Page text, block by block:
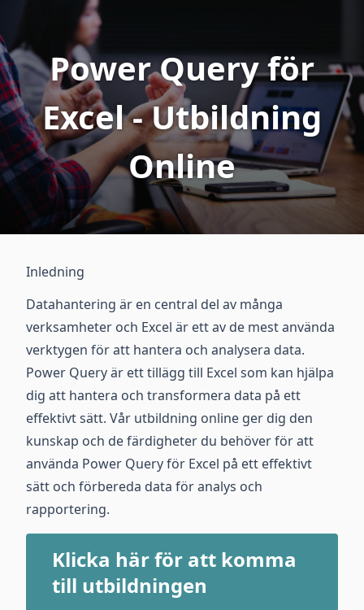
Power Query för
Excel - Utbildning
Online
Inledning
Datahantering är en central del av många
verksamheter och Excel är ett av de mest använda
verktygen för att hantera och analysera data.
Power Query är ett tillägg till Excel som kan hjälpa
dig att hantera och transformera data på ett
effektivt sätt. Vår utbildning online ger dig den
kunskap och de färdigheter du behöver för att
använda Power Query för Excel på ett effektivt
sätt och förbereda data för analys och
rapportering.
Klicka här för att komma
till utbildningen